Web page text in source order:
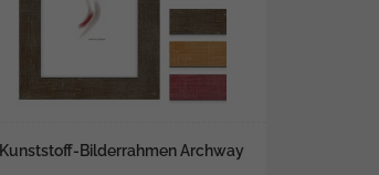
Kunststoff-Bilderrahmen Archway